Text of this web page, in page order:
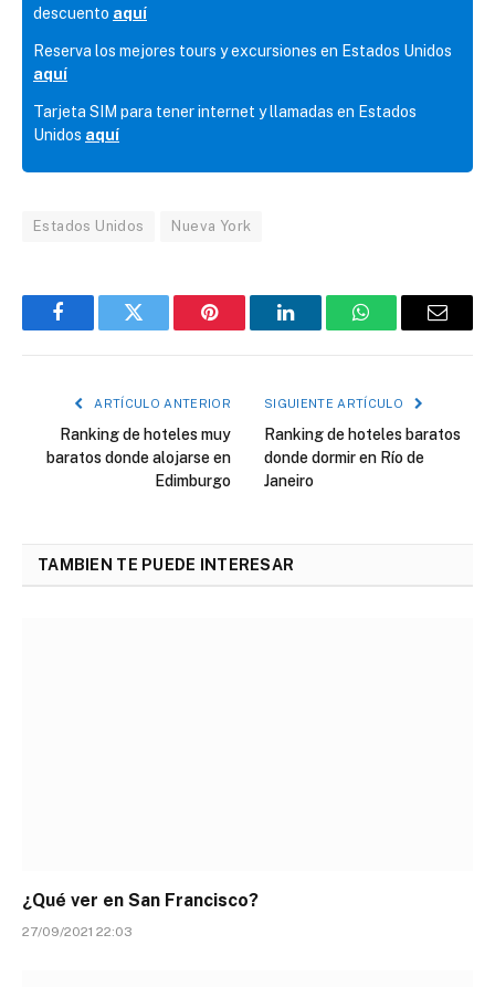
descuento aquí
Reserva los mejores tours y excursiones en Estados Unidos
aquí
Tarjeta SIM para tener internet y llamadas en Estados
Unidos aquí
Estados Unidos Nueva York
FacebookTwitter Pinterest LinkedInWhatsAppCorreo
ARTÍCULO ANTERIOR
Ranking de hoteles muy
baratos donde alojarse en
Edimburgo
SIGUIENTE ARTÍCULO
Ranking de hoteles baratos
donde dormir en Río de
Janeiro
TAMBIEN TE PUEDE INTERESAR
¿Qué ver en San Francisco?
27/09/2021 22:03